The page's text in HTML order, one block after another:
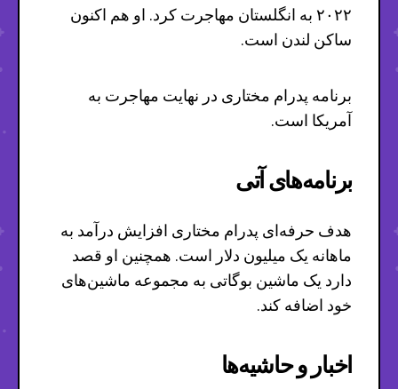
۲۰۲۲ به انگلستان مهاجرت کرد. او هم اکنون
ساکن لندن است.
برنامه پدرام مختاری در نهایت مهاجرت به
آمریکا است.
برنامه‌های آتی
هدف حرفه‌ای پدرام مختاری افزایش درآمد به
ماهانه یک میلیون دلار است. همچنین او قصد
دارد یک ماشین بوگاتی به مجموعه ماشین‌های
خود اضافه کند.
اخبار و حاشیه‌ها